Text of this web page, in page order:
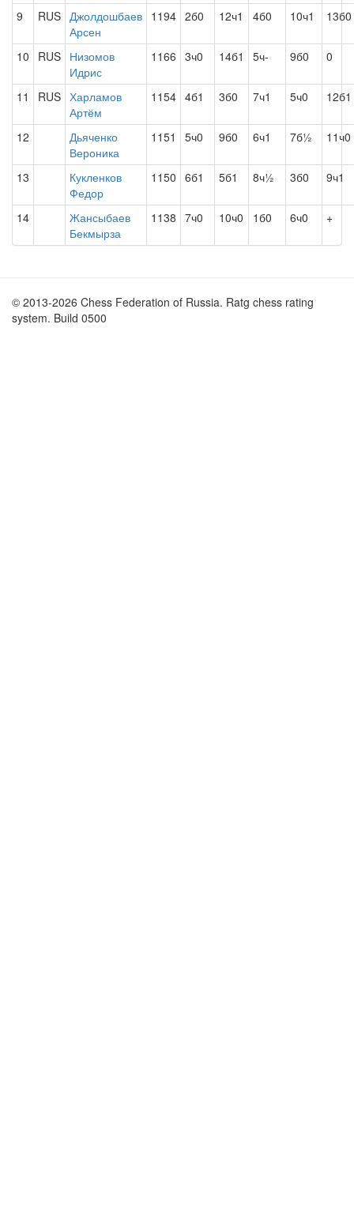
9 RUS Джолдошбаев
Арсен
1194 2б0 12ч1 4б0 10ч1 13б0
10 RUS Низомов
Идрис
1166 3ч0 14б1 5ч- 9б0 0
11 RUS Харламов
Артём
1154 4б1 3б0 7ч1 5ч0 12б1
12
Дьяченко
Вероника
1151 5ч0 9б0 6ч1 7б½ 11ч0
13
Кукленков
Федор
1150 6б1 5б1 8ч½ 3б0 9ч1
14
Жансыбаев
Бекмырза
1138 7ч0 10ч0 1б0 6ч0 +
© 2013-2026 Chess Federation of Russia. Ratg chess rating
system. Build 0500